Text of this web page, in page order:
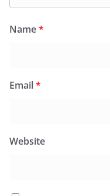
Name*
Email*
Website